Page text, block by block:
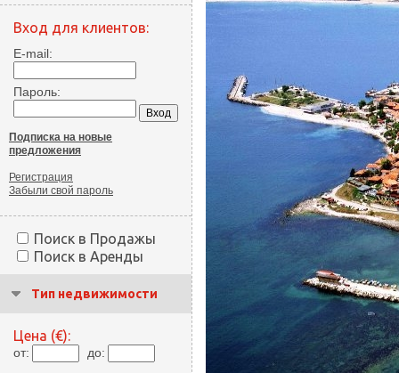
Вход для клиентов:
E-mail:
Пароль:
Подписка на новые
предложения
Регистрация
Забыли свой пароль
Поиск в Продажы
Поиск в Аренды
Тип недвижимости
Цена (€):
от: до: